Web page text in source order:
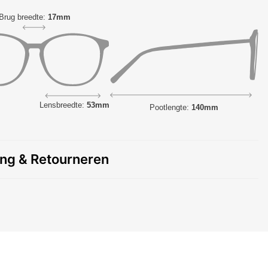
Brug breedte: 17mm
Lensbreedte: 53mm Pootlengte: 140mm
& Retourneren